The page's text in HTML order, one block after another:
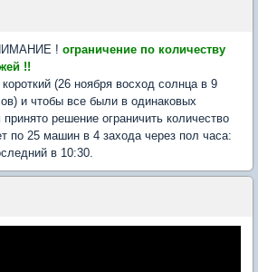
! ограничение по количеству
!!
(26 ноября восход солнца в 9
и чтобы все были в одинаковых
решение ограничить количество
по 25 машин в 4 захода через пол часа:
в 10:30.